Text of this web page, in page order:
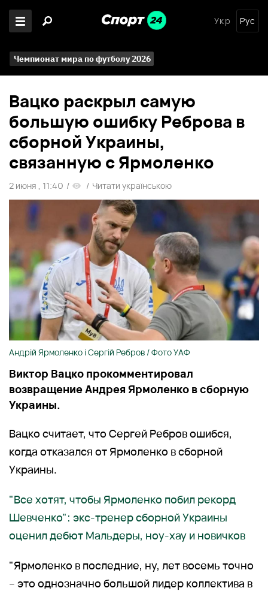
Укр Рус
Чемпионат мира по футболу 2026
Вацко раскрыл самую
большую ошибку Реброва в
сборной Украины,
связанную с Ярмоленко
2 июня , 11:40 / / Читати українською
Андрій Ярмоленко і Сергій Ребров / Фото УАФ
Виктор Вацко прокомментировал
возвращение Андрея Ярмоленко в сборную
Украины.
Вацко считает, что Сергей Ребров ошибся,
когда отказался от Ярмоленко в сборной
Украины.
"Все хотят, чтобы Ярмоленко побил рекорд
Шевченко": экс-тренер сборной Украины
оценил дебют Мальдеры, ноу-хау и новичков
"Ярмоленко в последние, ну, лет восемь точно
– это однозначно большой лидер коллектива в